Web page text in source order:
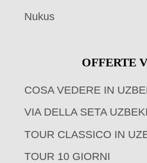
Nukus
OFFERTE
COSA VEDERE IN
VIA DELLA SETA
TOUR CLASSICO IN
TOUR 10 GIORNI